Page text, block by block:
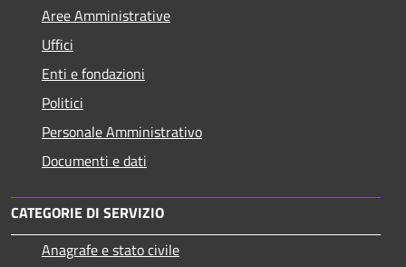
Aree Amministrative
Uffici
Enti e fondazioni
Politici
Personale Amministrativo
Documenti e dati
CATEGORIE DI SERVIZIO
Anagrafe e stato civile